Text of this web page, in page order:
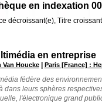
en indexation
décroissant(e), Titre
en entreprise
Van Houcke Paris [France] :
fédère des
dans leurs sphères
l'électronique grand